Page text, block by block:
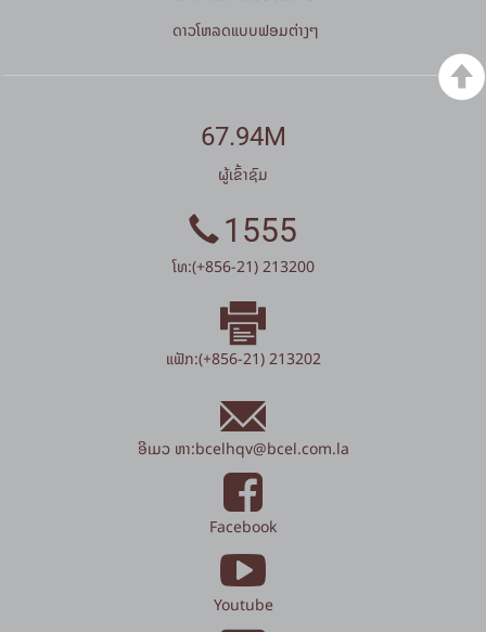
ດາວໂຫລດແບບຟອມຕ່າງໆ
67.94M
ຜູ້ເຂົ້າຊົມ
1555
ໂທ:(+856-21) 213200
ແຟັກ:(+856-21) 213202
ອີເມວ ຫາ:bcelhqv@bcel.com.la
Facebook
Youtube